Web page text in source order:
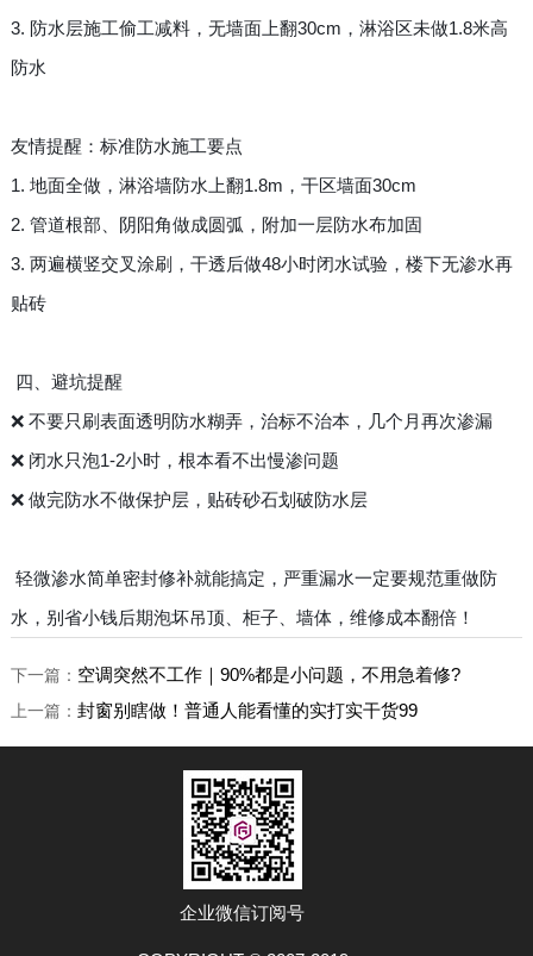
3. 防水层施工偷工减料，无墙面上翻30cm，淋浴区未做1.8米高
防水
友情提醒：标准防水施工要点
1. 地面全做，淋浴墙防水上翻1.8m，干区墙面30cm
2. 管道根部、阴阳角做成圆弧，附加一层防水布加固
3. 两遍横竖交叉涂刷，干透后做48小时闭水试验，楼下无渗水再
贴砖
四、避坑提醒
❌ 不要只刷表面透明防水糊弄，治标不治本，几个月再次渗漏
❌ 闭水只泡1-2小时，根本看不出慢渗问题
❌ 做完防水不做保护层，贴砖砂石划破防水层
轻微渗水简单密封修补就能搞定，严重漏水一定要规范重做防
水，别省小钱后期泡坏吊顶、柜子、墙体，维修成本翻倍！
下一篇： 空调突然不工作｜90%都是小问题，不用急着修?
上一篇： 封窗别瞎做！普通人能看懂的实打实干货99
企业微信订阅号